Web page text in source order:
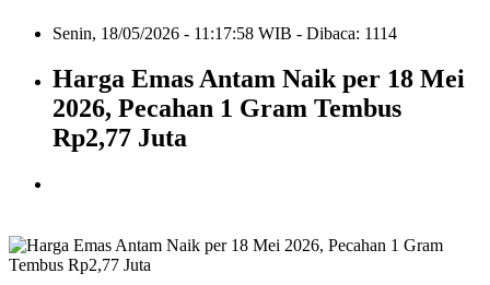
Senin, 18/05/2026 - 11:17:58 WIB - Dibaca: 1114
Harga Emas Antam Naik per 18 Mei
2026, Pecahan 1 Gram Tembus
Rp2,77 Juta